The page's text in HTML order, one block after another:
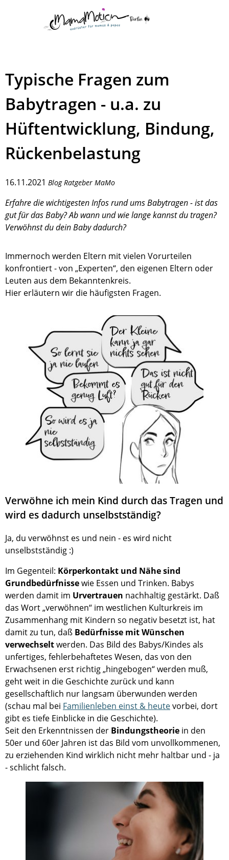
Typische Fragen zum
Babytragen - u.a. zu
Hüftentwicklung, Bindung,
Rückenbelastung
16.11.2021 Blog Ratgeber MaMo
Erfahre die wichtigesten Infos rund ums Babytragen - ist das
gut für das Baby? Ab wann und wie lange kannst du tragen?
Verwöhnst du dein Baby dadurch?
Immernoch werden Eltern mit vielen Vorurteilen
konfrontiert - von „Experten“, den eigenen Eltern oder
Leuten aus dem Bekanntenkreis.
Hier erläutern wir die häufigsten Fragen.
Verwöhne ich mein Kind durch das Tragen und
wird es dadurch unselbstständig?
Ja, du verwöhnst es und nein - es wird nicht
unselbstständig :)
Im Gegenteil: Körperkontakt und Nähe sind
Grundbedürfnissewie Essen und Trinken. Babys
werden damit im Urvertrauen nachhaltig gestärkt. Daß
das Wort „verwöhnen“ im westlichen Kulturkreis im
Zusammenhang mit Kindern so negativ besetzt ist, hat
damit zu tun, daß Bedürfnisse mit Wünschen
verwechseltwerden. Das Bild des Babys/Kindes als
unfertiges, fehlerbehaftetes Wesen, das von den
Erwachsenen erst richtig „hingebogen“ werden muß,
geht weit in die Geschichte zurück und kann
gesellschaftlich nur langsam überwunden werden
(schau mal bei Familienleben einst & heutevorbei, dort
gibt es tiefe Einblicke in die Geschichte).
Seit den Erkenntnissen der Bindungstheorie in den
50er und 60er Jahren ist das Bild vom unvollkommenen,
zu erziehenden Kind wirklich nicht mehr haltbar und - ja
- schlicht falsch.